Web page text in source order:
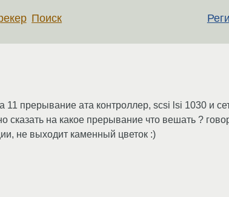
Поиск
11 прерывание ата контроллер, scsi lsi 1030 и
сказать на какое прерывание что вешать ?
не выходит каменный цветок :)